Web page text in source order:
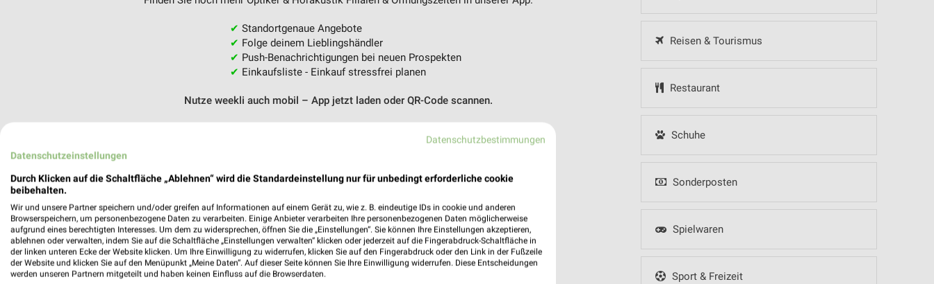
Reisen & Tourismus
Restaurant
Schuhe
Sonderposten
Spielwaren
Sport & Freizeit
✔ Standortgenaue Angebote
✔ Folge deinem Lieblingshändler
✔ Push-Benachrichtigungen bei neuen Prospekten
✔ Einkaufsliste - Einkauf stressfrei planen
Nutze weekli auch mobil – App jetzt laden oder QR-Code scannen.
Datenschutzbestimmungen
Datenschutzeinstellungen
Durch Klicken auf die Schaltfläche „Ablehnen“ wird die Standardeinstellung nur für unbedingt erforderliche cookie
beibehalten.
Wir und unsere Partner speichern und/oder greifen auf Informationen auf einem Gerät zu, wie z. B. eindeutige IDs in cookie und anderen
Browserspeichern, um personenbezogene Daten zu verarbeiten. Einige Anbieter verarbeiten Ihre personenbezogenen Daten möglicherweise
aufgrund eines berechtigten Interesses. Um dem zu widersprechen, öffnen Sie die „Einstellungen“. Sie können Ihre Einstellungen akzeptieren,
ablehnen oder verwalten, indem Sie auf die Schaltfläche „Einstellungen verwalten“ klicken oder jederzeit auf die Fingerabdruck-Schaltfläche in
der linken unteren Ecke der Website klicken. Um Ihre Einwilligung zu widerrufen, klicken Sie auf den Fingerabdruck oder den Link in der Fußzeile
der Website und klicken Sie auf den Menüpunkt „Meine Daten“. Auf dieser Seite können Sie Ihre Einwilligung widerrufen. Diese Entscheidungen
werden unseren Partnern mitgeteilt und haben keinen Einfluss auf die Browserdaten.